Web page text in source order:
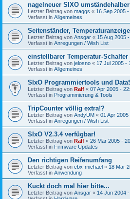
nagelneuer SIXO
Letzter Beitrag von maggs « 16 Sep 2005
Verfasst in Allgemeines
Seitenständer, Temperaturanzeige
Letzter Beitrag von Ansgar « 15 Aug 2005
Verfasst in Anregungen / Wish List
einstellbarer Temperatur-Schalter
Letzter Beitrag von jelosno « 17 Jul 2005 -
Verfasst in Allgemeines
SIxO Programmiertools und
Letzter Beitrag von Ralf « 07 Apr 2005 -
Verfasst in Programmierung & Tools
TripCounter völlig extra!?
Letzter Beitrag von AndyUM « 01 Apr 2005
Verfasst in Anregungen / Wish List
SIxO V2.3.4 verfügbar!
Letzter Beitrag von Ralf « 26 Mär 2005 -
Verfasst in Firmware Updates
Den richtigen Reifenumfang
Letzter Beitrag von cbx-michael « 18 Mär
Verfasst in Anwendung
Kuckt doch mal hier bitte...
Letzter Beitrag von Ansgar « 14 Jun 2004